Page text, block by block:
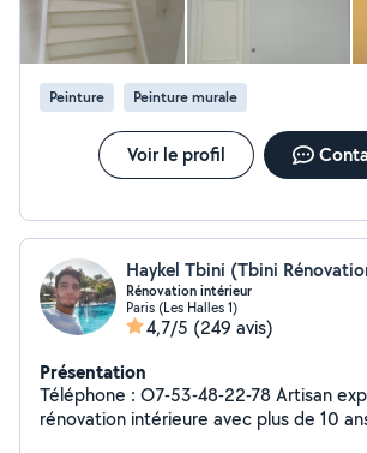
Peinture Peinture murale
Voir le profil
Haykel Tbini (Tbini
Rénovation intérieur
Paris (Les Halles 1)
4,7/5 (249 avis)
Présentation
Téléphone : O7-53-48-22-78 Artisan expérimenté en
rénovation intérieure avec plus de 10